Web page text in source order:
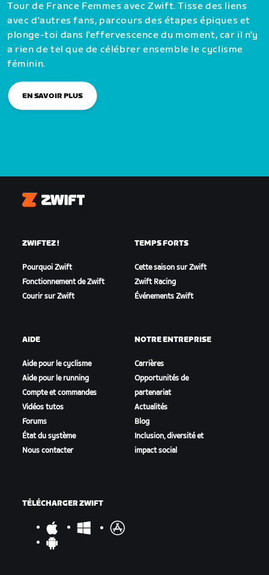
Tour de France Femmes avec Zwift. Tisse des liens
avec d'autres fans, parcours des étapes épiques et
plonge-toi dans l'effervescence du moment, car il n'y
a rien de tel que de célébrer ensemble le cyclisme
féminin.
EN SAVOIR PLUS
Zwift
ZWIFTEZ !
Pourquoi Zwift
Fonctionnement de Zwift
Courir sur Zwift
TEMPS FORTS
Cette saison sur Zwift
Zwift Racing
Événements Zwift
AIDE
Aide pour le cyclisme
Aide pour le running
Compte et commandes
Vidéos tutos
Forums
État du système
Nous contacter
NOTRE ENTREPRISE
Carrières
Opportunités de
partenariat
Actualités
Blog
Inclusion, diversité et
impact social
TÉLÉCHARGER ZWIFT